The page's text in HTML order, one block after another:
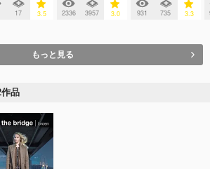
17 3.5 2336 3957 3.0 931 735 3.3
もっと見る
品